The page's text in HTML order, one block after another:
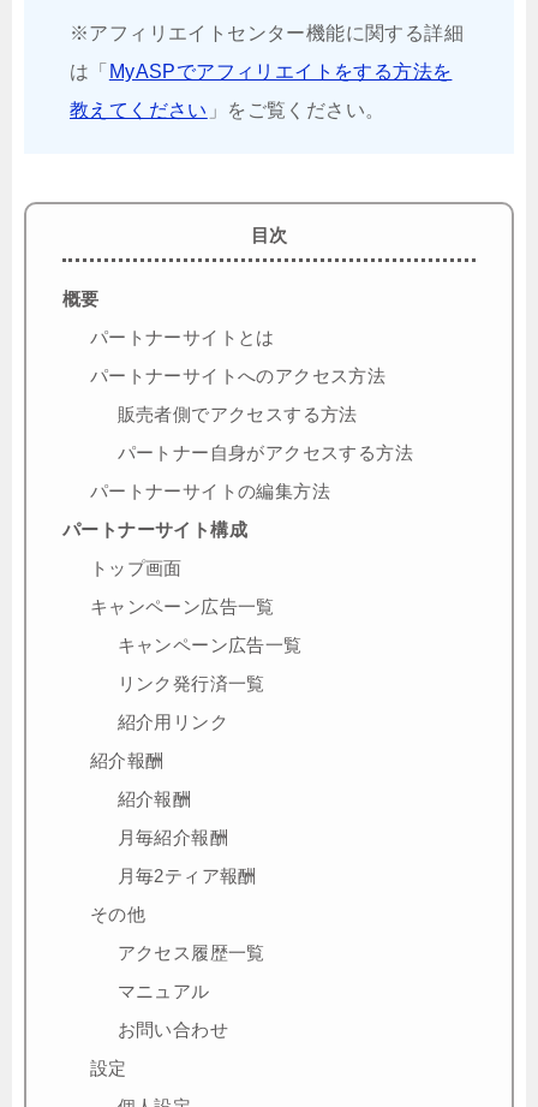
※アフィリエイトセンター機能に関する詳細
は「 MyASPでアフィリエイトをする方法を
教えてください 」をご覧ください。
目次
概要
パートナーサイトとは
パートナーサイトへのアクセス方法
販売者側でアクセスする方法
パートナー自身がアクセスする方法
パートナーサイトの編集方法
パートナーサイト構成
トップ画面
キャンペーン広告一覧
キャンペーン広告一覧
リンク発行済一覧
紹介用リンク
紹介報酬
紹介報酬
月毎紹介報酬
月毎2ティア報酬
その他
アクセス履歴一覧
マニュアル
お問い合わせ
設定